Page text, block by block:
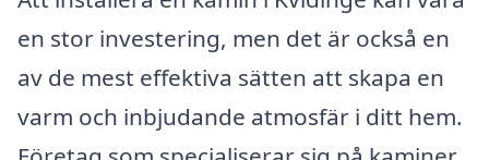
en stor investering, men det är också en
av de mest effektiva sätten att skapa en
varm och inbjudande atmosfär i ditt hem.